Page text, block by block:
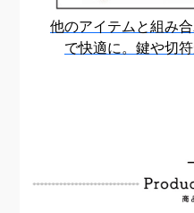
他のアイテムと組み
で快適に。鍵や切